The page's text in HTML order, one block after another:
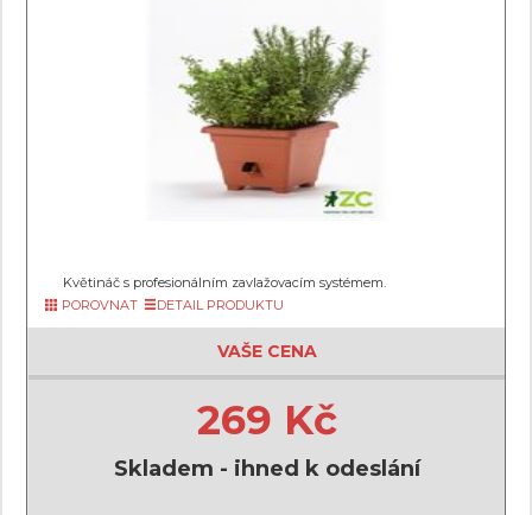
Květináč s profesionálním zavlažovacím systémem.
POROVNAT
DETAIL PRODUKTU
VAŠE CENA
269 Kč
Skladem - ihned k odeslání